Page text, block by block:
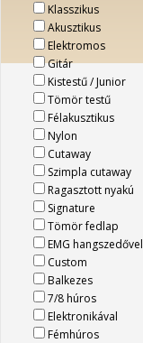
Klasszikus
Akusztikus
Elektromos
Gitár
Kistestű / Junior
Tömör testű
Félakusztikus
Nylon
Cutaway
Szimpla cutaway
Ragasztott nyakú
Signature
Tömör fedlap
EMG hangszedővel
Custom
Balkezes
7/8 húros
Elektronikával
Fémhúros